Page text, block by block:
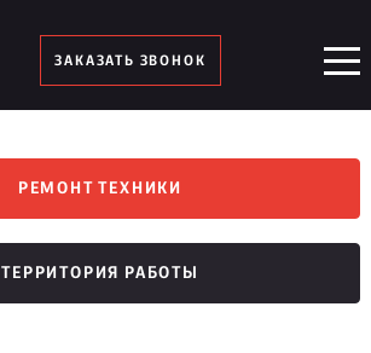
ЗАКАЗАТЬ ЗВОНОК
РЕМОНТ ТЕХНИКИ
ТЕРРИТОРИЯ РАБОТЫ